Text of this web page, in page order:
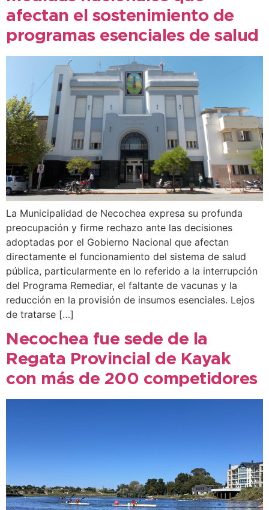
afectan el sostenimiento de
programas esenciales de salud
La Municipalidad de Necochea expresa su profunda
preocupación y firme rechazo ante las decisiones
adoptadas por el Gobierno Nacional que afectan
directamente el funcionamiento del sistema de salud
pública, particularmente en lo referido a la interrupción
del Programa Remediar, el faltante de vacunas y la
reducción en la provisión de insumos esenciales. Lejos
de tratarse […]
Necochea fue sede de la
Regata Provincial de Kayak
con más de 200 competidores